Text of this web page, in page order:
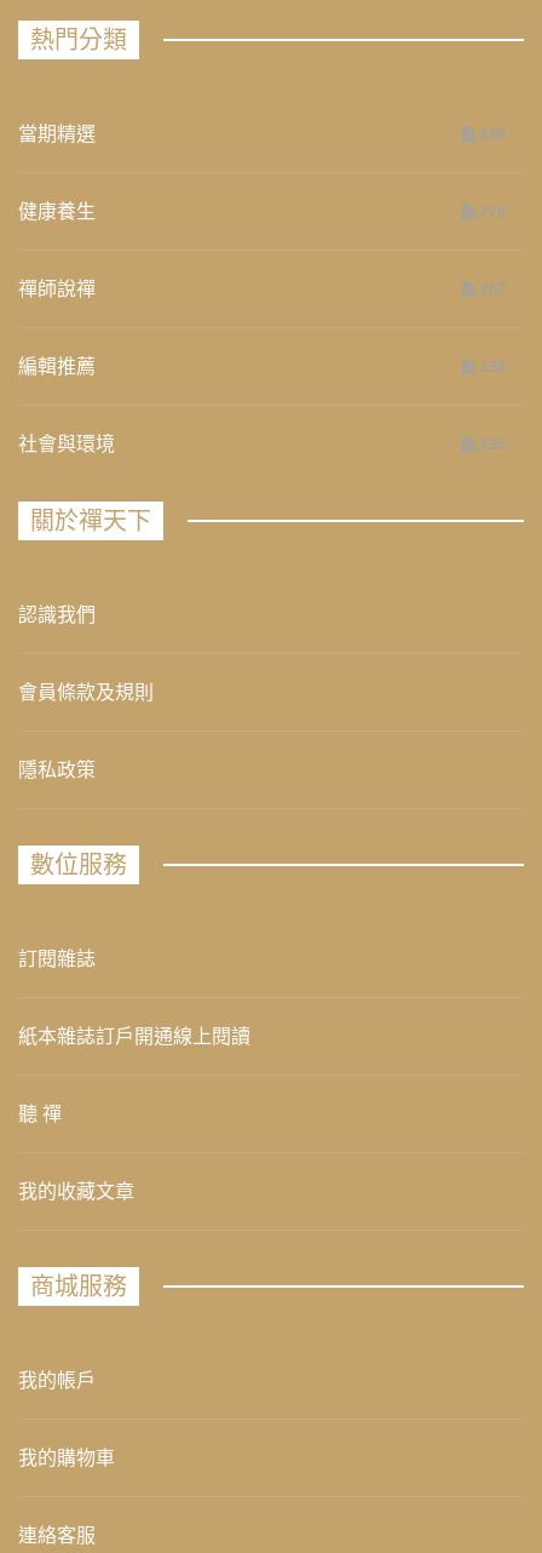
熱門分類
當期精選 658
健康養生 276
禪師說禪 267
編輯推薦 236
社會與環境 235
關於禪天下
認識我們
會員條款及規則
隱私政策
數位服務
訂閱雜誌
紙本雜誌訂戶開通線上閱讀
聽 禪
我的收藏文章
商城服務
我的帳戶
我的購物車
連絡客服